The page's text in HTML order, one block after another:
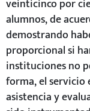
veinticinco por
alumnos, de
demostrando
proporcional si
instituciones no
forma, el servicio
asistencia y